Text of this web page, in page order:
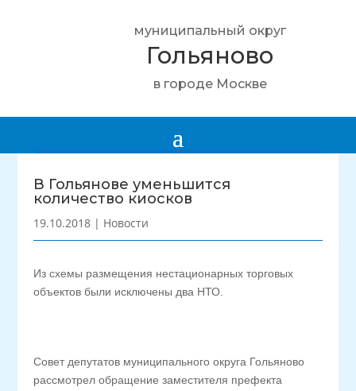
муниципальный округ
Гольяново
в городе Москве
В Гольянове уменьшится
количество киосков
19.10.2018 | Новости
Из схемы размещения нестационарных торговых
объектов были исключены два НТО.
Совет депутатов муниципального округа Гольяново
рассмотрел обращение заместителя префекта